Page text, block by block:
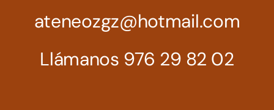
ateneozgz@hotmail.com
Llámanos 976 29 82 02